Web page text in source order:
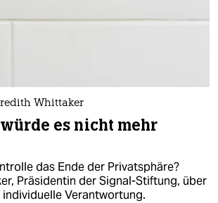
Whittaker
es nicht mehr
das Ende der Privatsphäre?
Präsidentin der Signal-Stiftung, über
individuelle Verantwortung.